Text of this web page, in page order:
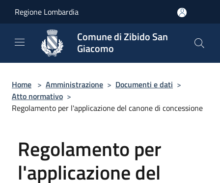
Regione Lombardia
Comune di Zibido San
Giacomo
Home > Amministrazione > Documenti e dati >
Atto normativo >
Regolamento per l'applicazione del canone di concessione
Regolamento per
l'applicazione del